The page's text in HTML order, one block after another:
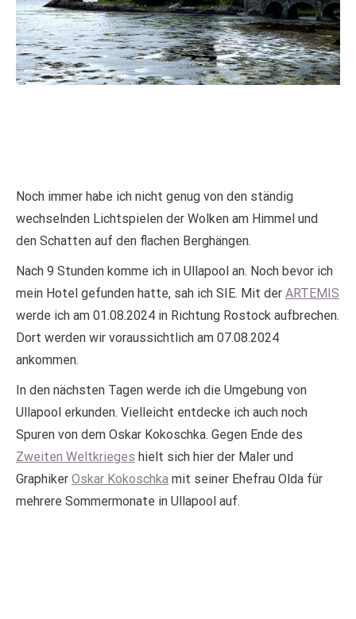
Noch immer habe ich nicht genug von den ständig
wechselnden Lichtspielen der Wolken am Himmel und
den Schatten auf den flachen Berghängen.
Nach 9 Stunden komme ich in Ullapool an. Noch bevor ich
mein Hotel gefunden hatte, sah ich SIE. Mit der ARTEMIS
werde ich am 01.08.2024 in Richtung Rostock aufbrechen.
Dort werden wir voraussichtlich am 07.08.2024
ankommen.
In den nächsten Tagen werde ich die Umgebung von
Ullapool erkunden. Vielleicht entdecke ich auch noch
Spuren von dem Oskar Kokoschka. Gegen Ende des
Zweiten Weltkrieges hielt sich hier der Maler und
Graphiker Oskar Kokoschka mit seiner Ehefrau Olda für
mehrere Sommermonate in Ullapool auf.